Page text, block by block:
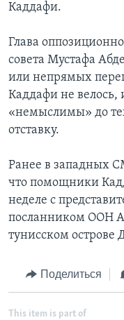
Каддафи.
Глава
совета Мустафа
или непрямых
Каддафи не велось,
«немыслимы» до
отставку.
Ранее в западных
что помощники
неделе с
посланником ООН
тунисском острове
Поделиться
This item is part of